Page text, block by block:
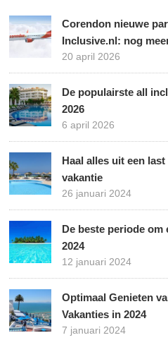
Corendon nieuwe
Inclusive.nl: nog
20 april 2026
De populairste all
2026
6 april 2026
Haal alles uit een
vakantie
26 januari 2024
De beste periode om
2024
12 januari 2024
Optimaal Genieten
Vakanties in 2024
7 januari 2024